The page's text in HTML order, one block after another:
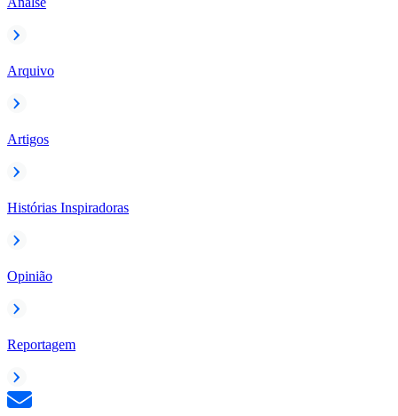
Arquivo
Artigos
Histórias Inspiradoras
Opinião
Reportagem